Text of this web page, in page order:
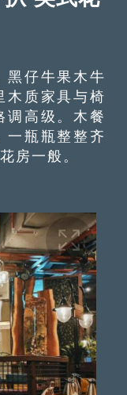
仔牛果木牛
木质家具与椅
调高级。木餐
一瓶瓶整整齐
房一般。